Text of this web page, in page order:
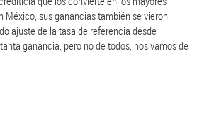
México, sus ganancias también se vieron
ajuste de la tasa de referencia desde
ganancia, pero no de todos, nos vamos de